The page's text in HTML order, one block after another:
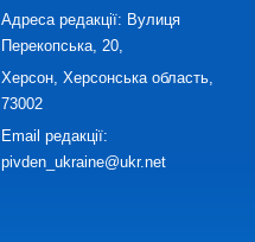
Адреса редакції: Вулиця
Перекопська, 20,
Херсон, Херсонська область,
73002
Email редакції:
pivden_ukraine@ukr.net